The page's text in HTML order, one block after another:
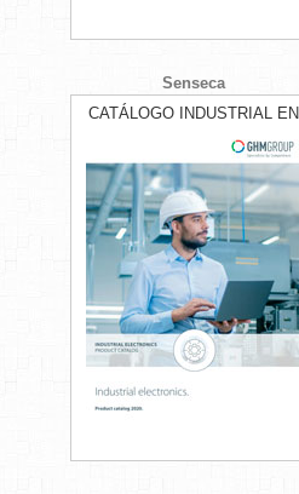
Senseca
CATÁLOGO INDUSTRIAL EN